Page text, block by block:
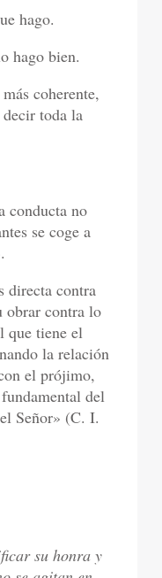
hago.
hago bien.
coherente,
toda la
conducta no
se coge a
directa contra
obrar contra lo
que tiene el
la relación
el prójimo,
del
Señor» (C. I.
su honra y